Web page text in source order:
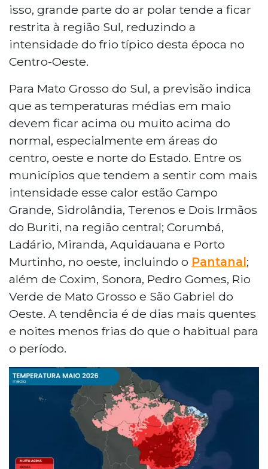
isso, grande parte do ar polar tende a ficar
restrita à região Sul, reduzindo a
intensidade do frio típico desta época no
Centro-Oeste.
Para Mato Grosso do Sul, a previsão indica
que as temperaturas médias em maio
devem ficar acima ou muito acima do
normal, especialmente em áreas do
centro, oeste e norte do Estado. Entre os
municípios que tendem a sentir com mais
intensidade esse calor estão Campo
Grande, Sidrolândia, Terenos e Dois Irmãos
do Buriti, na região central; Corumbá,
Ladário, Miranda, Aquidauana e Porto
Murtinho, no oeste, incluindo o Pantanal;
além de Coxim, Sonora, Pedro Gomes, Rio
Verde de Mato Grosso e São Gabriel do
Oeste. A tendência é de dias mais quentes
e noites menos frias do que o habitual para
o período.